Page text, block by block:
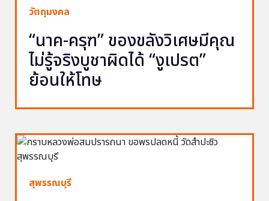
วัตถุมงคล
“นาค-ครุฑ” ของขลังวิเศษมีคุณ
ไม่รู้จริงบูชาผิดได้ “งูเปรต”
ย้อนให้โทษ
สุพรรณบุรี